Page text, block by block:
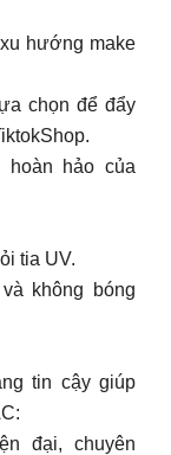
hướng make
chọn để đẩy
hảo của
tia UV.
không bóng
tin cậy giúp
đại, chuyên